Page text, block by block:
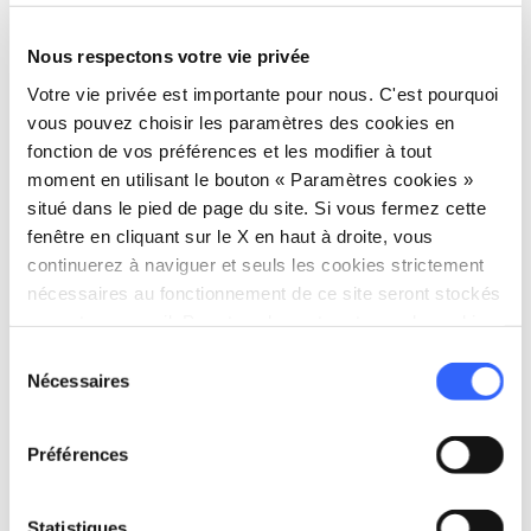
Nous respectons votre vie privée
Votre vie privée est importante pour nous. C'est pourquoi
vous pouvez choisir les paramètres des cookies en
fonction de vos préférences et les modifier à tout
moment en utilisant le bouton « Paramètres cookies »
situé dans le pied de page du site. Si vous fermez cette
fenêtre en cliquant sur le X en haut à droite, vous
continuerez à naviguer et seuls les cookies strictement
nécessaires au fonctionnement de ce site seront stockés
Nécessaires
Préférences
synonyme deplein air. Dans le cadre du
programme d’activitésVivere il Parco , vous
trouverez desexcursions de trekking
fascinantes sur l’île d’Elbe, àCapraia, à
Giannutri et sur l’île du Giglio.
hotel Où dormir ? (en anglais) chevron_right
holiday_village Forfaits et séjours chevron_right